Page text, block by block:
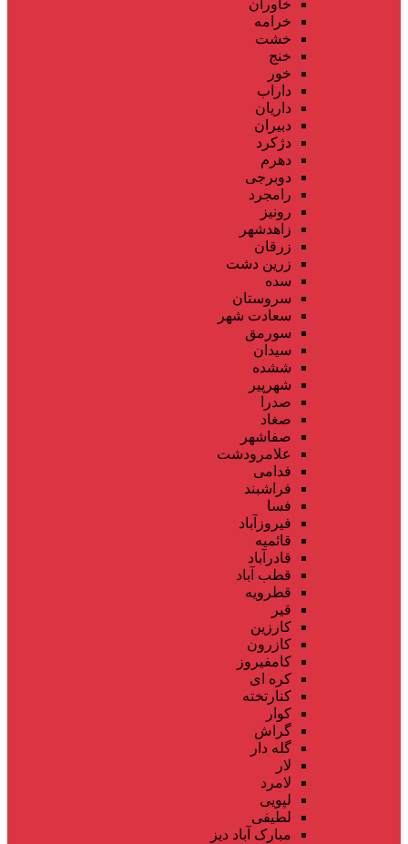
خاوران
خرامه
خشت
خنج
خور
داراب
داریان
دبیران
دژکرد
دهرم
دوبرجی
رامجرد
رونیز
زاهدشهر
زرقان
زرین دشت
سده
سروستان
سعادت شهر
سورمق
سیدان
ششده
شهرپیر
صدرا
صغاد
صفاشهر
علامرودشت
فدامی
فراشبند
فسا
فیروزآباد
قائمیه
قادرآباد
قطب آباد
قطرویه
قیر
کارزین
کازرون
کامفیروز
کره ای
کنارتخته
کوار
گراش
گله دار
لار
لامرد
لپویی
لطیفی
مبارک آباد دیز